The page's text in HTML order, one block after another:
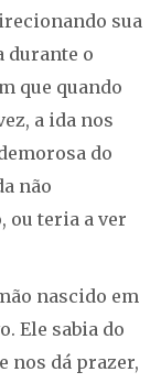
sua
durante o
que quando
a ida nos
do
não
ou teria a ver
nascido em
Ele sabia do
nos dá prazer,